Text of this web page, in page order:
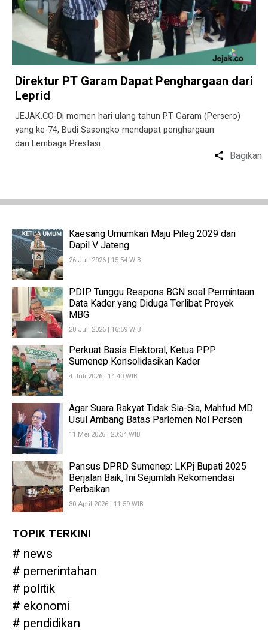
Kaesang Umumkan Maju Pileg 2029 dari
Dapil V Jateng
26 Juli 2026 | 15:54 WIB
PDIP Tunggu Respons BGN soal Permintaan
Data Kader yang Diduga Terlibat Proyek
MBG
20 Juli 2026 | 16:59 WIB
Perkuat Basis Elektoral, Ketua PPP
Sumenep Konsolidasikan Kader
4 Juli 2026 | 14:40 WIB
Agar Suara Rakyat Tidak Sia-Sia, Mahfud MD
Usul Ambang Batas Parlemen Nol Persen
11 Mei 2026 | 20:34 WIB
Pansus DPRD Sumenep: LKPj Bupati 2025
Berjalan Baik, Ini Sejumlah Rekomendasi
Perbaikan
30 April 2026 | 11:59 WIB
TOPIK TERKINI
news
pemerintahan
politik
ekonomi
pendidikan
Direktur PT Garam Dapat Penghargaan dari
Leprid
JEJAK.CO-Di momen hari ulang tahun PT Garam (Persero)
yang ke-74, Budi Sasongko mendapat penghargaan
dari Lembaga Prestasi…
Bagikan